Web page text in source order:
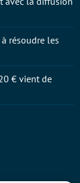
résoudre les
€ vient de